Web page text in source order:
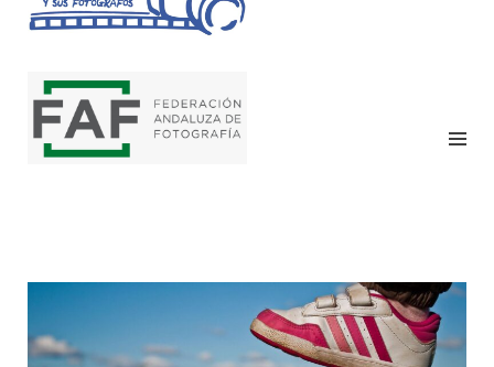
HUELVA Y SUS
FOTÓGRAFOS